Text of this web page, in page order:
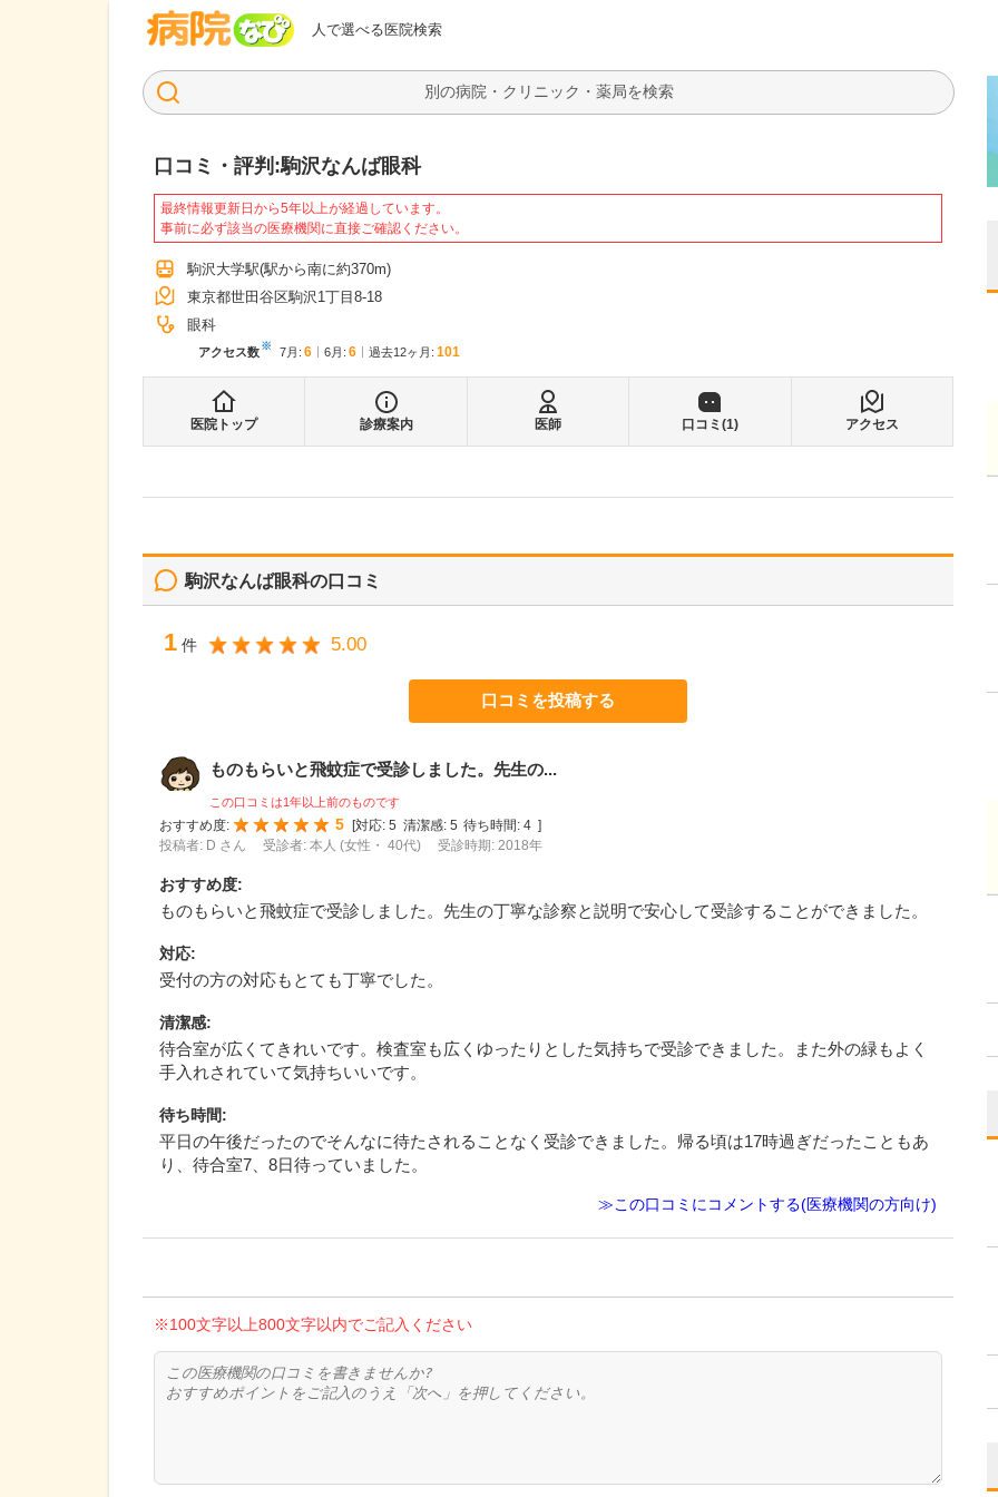
人で選べる医院検索
病院なび
検索
口コミ・評判:駒沢なんば眼科
最終情報更新日から5年以上が経過しています。
事前に必ず該当の医療機関に直接ご確認ください。
駒沢大学駅(駅から南に約370m)
東京都世田谷区駒沢1丁目8-18
眼科
アクセス数※ 7月 : 6 6月 : 6 過去12ヶ月: 101
医院トップ 診療案内 医師 口コミ(1) アクセス
駒沢なんば眼科の口コミ
1 件 5.00
口コミを投稿する
ものもらいと飛蚊症で受診しました。先生の...
この口コミは1年以上前のものです
おすすめ度:
5 [対応: 5 清潔感: 5 待ち時間: 4 ]
投稿者: D さん
受診者: 本人 (女性・ 40代) 受診時期: 2018年
おすすめ度:
ものもらいと飛蚊症で受診しました。先生の丁寧な診察と説明で安心して受診することができました。
対応:
受付の方の対応もとても丁寧でした。
清潔感:
待合室が広くてきれいです。検査室も広くゆったりとした気持ちで受診できました。また外の緑もよく
手入れされていて気持ちいいです。
待ち時間:
平日の午後だったのでそんなに待たされることなく受診できました。帰る頃は17時過ぎだったこともあ
り、待合室7、8日待っていました。
≫この口コミにコメントする(医療機関の方向け)
※100文字以上800文字以内でご記入ください